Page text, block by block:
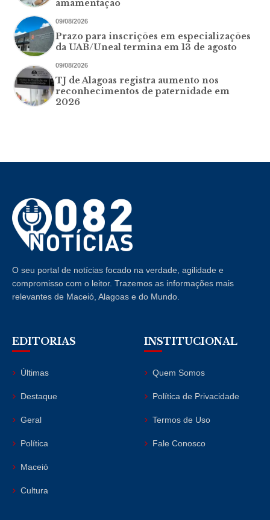
amamentação
09/08/2026
Prazo para inscrições em especializações
da UAB/Uneal termina em 13 de agosto
09/08/2026
TJ de Alagoas registra aumento nos
reconhecimentos de paternidade em
2026
O seu portal de notícias focado na verdade, agilidade e
compromisso com o leitor. Trazemos as informações mais
relevantes de Maceió, Alagoas e do Mundo.
EDITORIAS
Últimas
Destaque
Geral
Política
Maceió
Cultura
INSTITUCIONAL
Quem Somos
Política de Privacidade
Termos de Uso
Fale Conosco